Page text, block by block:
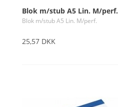
Blok m/stub A5 Lin. M/perf.
Blok m/stub A5 Lin. M/perf.
25,57 DKK